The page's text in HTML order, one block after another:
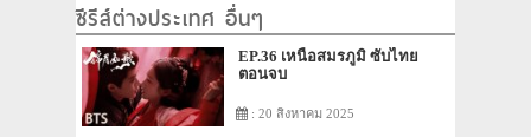
ซีรีส์ต่างประเทศ อื่นๆ
EP.36 เหนือสมรภูมิ ซับไทย
ตอนจบ
: 20 สิงหาคม 2025